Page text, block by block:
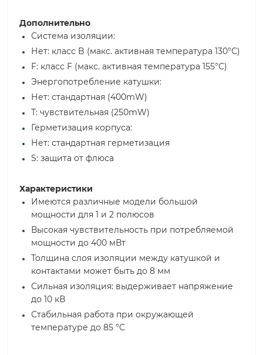
Дополнительно
Система изоляции:
Нет: класс B (макс. активная температура 130°С)
F: класс F (макс. активная температура 155°С)
Энергопотребление катушки:
Нет: стандартная (400mW)
T: чувствительная (250mW)
Герметизация корпуса:
Нет: стандартная герметизация
S: защита от флюса
Характеристики
Имеются различные модели большой
мощности для 1 и 2 полюсов
Высокая чувствительность при потребляемой
мощности до 400 мВт
Толщина слоя изоляции между катушкой и
контактами может быть до 8 мм
Сильная изоляция: выдерживает напряжение
до 10 кВ
Стабильная работа при окружающей
температуре до 85 °C